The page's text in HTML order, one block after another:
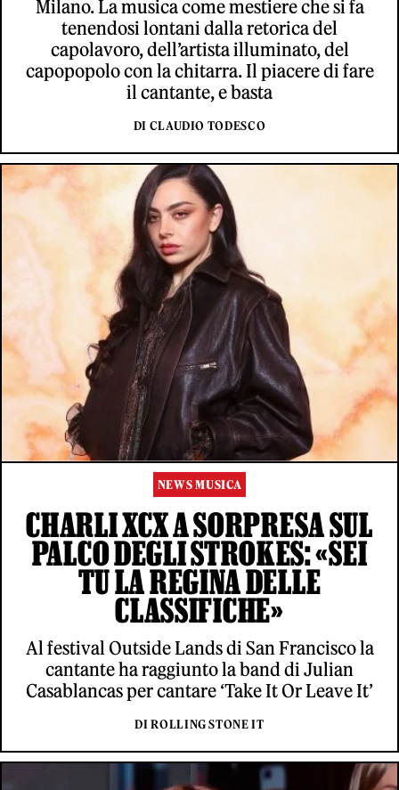
Milano. La musica come mestiere che si fa
tenendosi lontani dalla retorica del
capolavoro, dell’artista illuminato, del
capopopolo con la chitarra. Il piacere di fare
il cantante, e basta
DI CLAUDIO TODESCO
NEWS MUSICA
CHARLI XCX A SORPRESA SUL
PALCO DEGLI STROKES: «SEI
TU LA REGINA DELLE
CLASSIFICHE»
Al festival Outside Lands di San Francisco la
cantante ha raggiunto la band di Julian
Casablancas per cantare ‘Take It Or Leave It’
DI ROLLING STONE IT